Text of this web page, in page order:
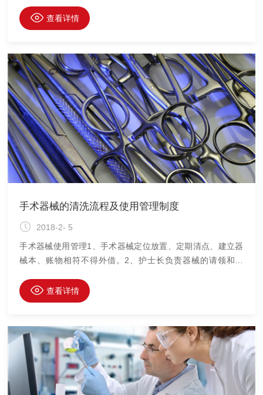
的物理结构基本不受影响，不会因为细胞壁内外存在的湿度梯
度而发生渗透导致表面毛孔收缩或者内部失水发生干瘪。烘干
高会引起内部水分汽化过快，来不及通过毛细管道排出而发生
膨胀，引起细胞破裂。通俗的讲，就是冻干在低温状态下进
行，不会破坏样品的分子结构和形态，而烘干由于高温，会破
坏样品分子结构
查看详情
手术器械的清洗流程及使用管理制度
2018-2- 5
手术器械使用管理1、手术器械定位放置、定期清点、建立器
械本、账物相符不得外借。2、护士长负责器械的请领和报
格交接办理。3、手术室设器械管理岗位，由年资较高、责任
心强的护士担任主要负责手术所需器械的清点、发放、回收、
器械清洗流程处理完后交予器械管理护士检查若质量不达标应
上报护士长并采取相应的处罚措施。护士长必须每周抽查各个
间的器械病记录情况在科内公示情节严重者上报绩效管理委员
会。4、原则上一
查看详情